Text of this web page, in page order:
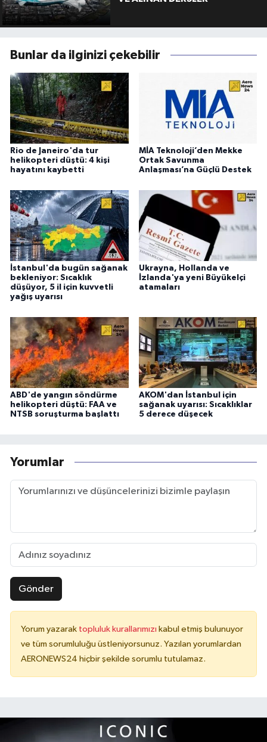
Bunlar da ilginizi çekebilir
Rio de Janeiro'da tur
helikopteri düştü: 4 kişi
hayatını kaybetti
MİA Teknoloji’den Mekke
Ortak Savunma
Anlaşması’na Güçlü Destek
İstanbul'da bugün sağanak
bekleniyor: Sıcaklık
düşüyor, 5 il için kuvvetli
yağış uyarısı
Ukrayna, Hollanda ve
İzlanda'ya yeni Büyükelçi
atamaları
ABD'de yangın söndürme
helikopteri düştü: FAA ve
NTSB soruşturma başlattı
AKOM'dan İstanbul için
sağanak uyarısı: Sıcaklıklar
5 derece düşecek
Yorumlar
Gönder
Yorum yazarak topluluk kurallarımızı kabul etmiş bulunuyor
ve tüm sorumluluğu üstleniyorsunuz. Yazılan yorumlardan
AERONEWS24 hiçbir şekilde sorumlu tutulamaz.